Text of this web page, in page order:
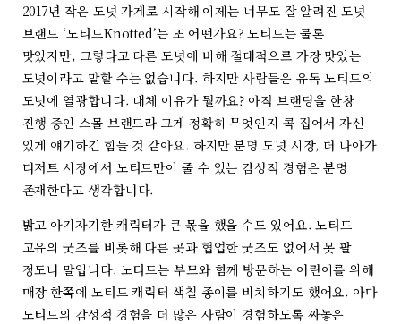
2017년 작은 도넛 가게로 시작해 이제는 너무도 잘 알려진 도넛
브랜드 ‘노티드Knotted’는 또 어떤가요? 노티드는 물론
맛있지만, 그렇다고 다른 도넛에 비해 절대적으로 가장 맛있는
도넛이라고 말할 수는 없습니다. 하지만 사람들은 유독 노티드의
도넛에 열광합니다. 대체 이유가 뭘까요? 아직 브랜딩을 한창
진행 중인 스몰 브랜드라 그게 정확히 무엇인지 콕 집어서 자신
있게 얘기하긴 힘들 것 같아요. 하지만 분명 도넛 시장, 더 나아가
디저트 시장에서 노티드만이 줄 수 있는 감성적 경험은 분명
존재한다고 생각합니다.
밝고 아기자기한 캐릭터가 큰 몫을 했을 수도 있어요. 노티드
고유의 굿즈를 비롯해 다른 곳과 협업한 굿즈도 없어서 못 팔
정도니 말입니다. 노티드는 부모와 함께 방문하는 어린이를 위해
매장 한쪽에 노티드 캐릭터 색칠 종이를 비치하기도 했어요. 아마
노티드의 감성적 경험을 더 많은 사람이 경험하도록 짜놓은